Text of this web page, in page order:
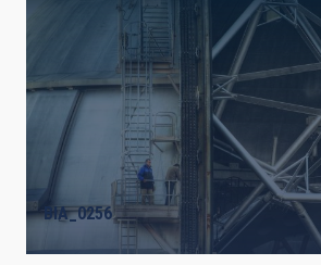
BIA_0256